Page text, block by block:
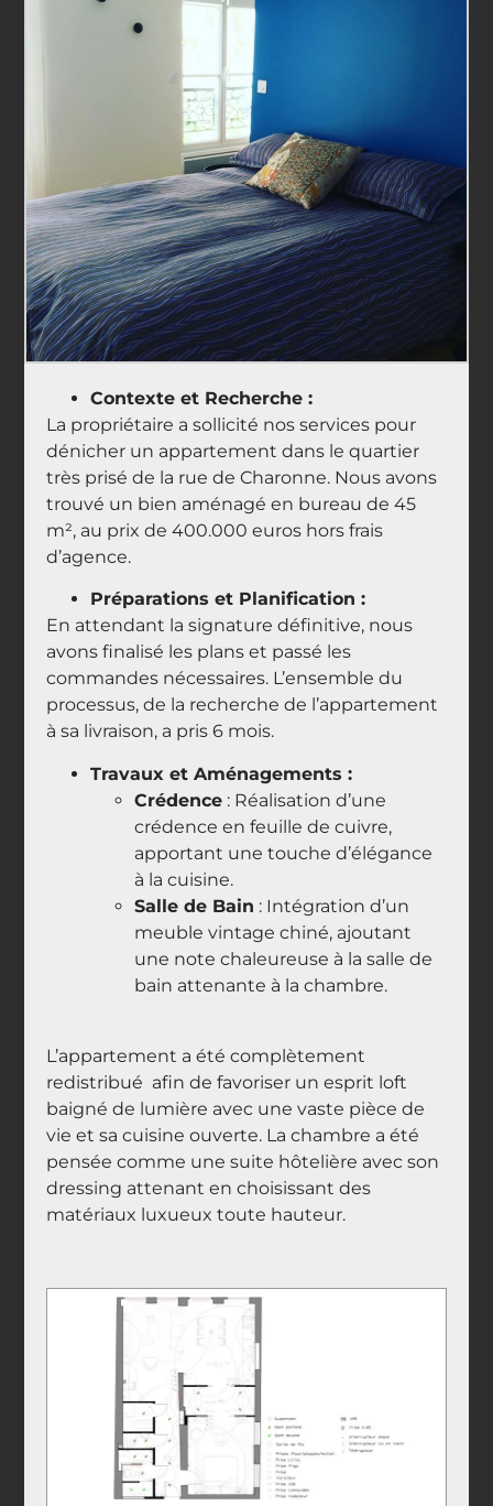
Contexte et Recherche :
La propriétaire a sollicité nos services pour
dénicher un appartement dans le quartier
très prisé de la rue de Charonne. Nous avons
trouvé un bien aménagé en bureau de 45
m², au prix de 400.000 euros hors frais
d’agence.
Préparations et Planification :
En attendant la signature définitive, nous
avons finalisé les plans et passé les
commandes nécessaires. L’ensemble du
processus, de la recherche de l’appartement
à sa livraison, a pris 6 mois.
Travaux et Aménagements :
Crédence : Réalisation d’une
crédence en feuille de cuivre,
apportant une touche d’élégance
à la cuisine.
Salle de Bain : Intégration d’un
meuble vintage chiné, ajoutant
une note chaleureuse à la salle de
bain attenante à la chambre.
L’appartement a été complètement
redistribué afin de favoriser un esprit loft
baigné de lumière avec une vaste pièce de
vie et sa cuisine ouverte. La chambre a été
pensée comme une suite hôtelière avec son
dressing attenant en choisissant des
matériaux luxueux toute hauteur.